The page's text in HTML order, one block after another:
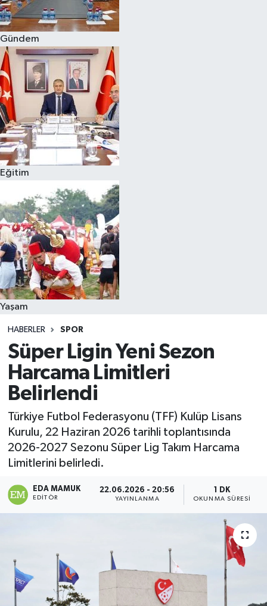
Gündem
Eğitim
Yaşam
HABERLER SPOR
Süper Ligin Yeni Sezon
Harcama Limitleri
Belirlendi
Türkiye Futbol Federasyonu (TFF) Kulüp Lisans
Kurulu, 22 Haziran 2026 tarihli toplantısında
2026-2027 Sezonu Süper Lig Takım Harcama
Limitlerini belirledi.
EDA MAMUK
EDITÖR
22.06.2026 - 20:56
YAYINLANMA
1 DK
OKUNMA SÜRESI